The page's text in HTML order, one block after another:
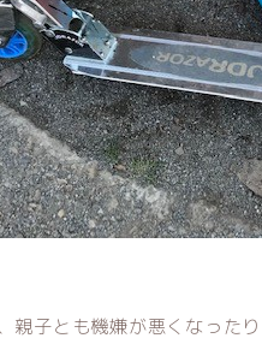
親子とも機嫌が悪くなった